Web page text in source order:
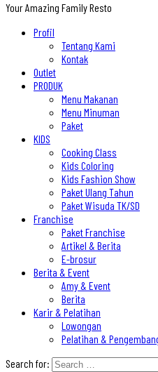
Your Amazing Family Resto
Profil
Tentang Kami
Kontak
Outlet
PRODUK
Menu Makanan
Menu Minuman
Paket
KIDS
Cooking Class
Kids Coloring
Kids Fashion Show
Paket Ulang Tahun
Paket Wisuda TK/SD
Franchise
Paket Franchise
Artikel & Berita
E-brosur
Berita & Event
Amy & Event
Berita
Karir & Pelatihan
Lowongan
Pelatihan &
Search for: